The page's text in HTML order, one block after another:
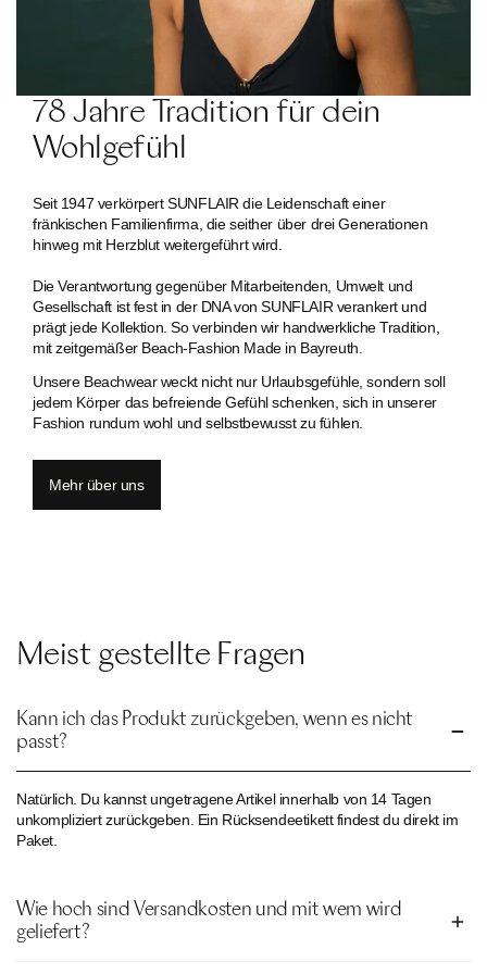
78 Jahre Tradition für dein
Wohlgefühl
Seit 1947 verkörpert SUNFLAIR die Leidenschaft einer
fränkischen Familien­firma, die seither über drei Generationen
hinweg mit Herzblut weitergeführt wird.
Die Verantwortung gegenüber Mitarbeitenden, Umwelt und
Gesellschaft ist fest in der DNA von SUNFLAIR verankert und
prägt jede Kollektion. So verbinden wir handwerkliche Tradition,
mit zeitgemäßer Beach-Fashion Made in Bayreuth.
Unsere Beachwear weckt nicht nur Urlaubsgefühle, sondern soll
jedem Körper das befreiende Gefühl schenken, sich in unserer
Fashion rundum wohl und selbstbewusst zu fühlen.
Mehr über uns
Meist gestellte Fragen
Kann ich das Produkt zurückgeben, wenn es nicht
passt?
Natürlich. Du kannst ungetragene Artikel innerhalb von 14 Tagen
unkompliziert zurückgeben. Ein Rücksendeetikett findest du direkt im
Paket.
Wie hoch sind Versandkosten und mit wem wird
geliefert?